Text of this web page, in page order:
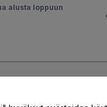
alusta loppuun